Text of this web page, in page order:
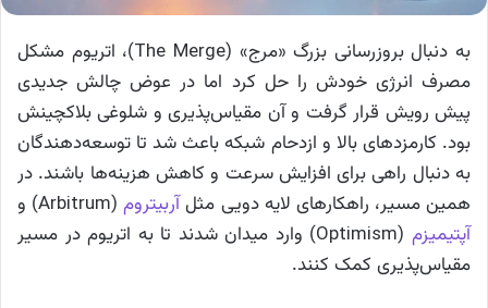
به دنبال بروزرسانی بزرگ «مرج» (The Merge)، اتریوم مشکل
مصرف انرژی خودش را حل کرد اما در عوض چالش جدیدی
پیش رویش قرار گرفت و آن مقیاس‌پذیری و شلوغی بلاکچینش
بود. کارمزدهای بالا و ازدحام شبکه باعث شد تا توسعه‌دهندگان
به دنبال راهی برای افزایش سرعت و کاهش هزینه‌ها باشند. در
همین مسیر، راهکارهای لایه دویی مثلآربیتروم(Arbitrum) و
آپتیمیزم
(Optimism) وارد میدان شدند تا به اتریوم در مسیر
مقیاس‌پذیری کمک کنند.